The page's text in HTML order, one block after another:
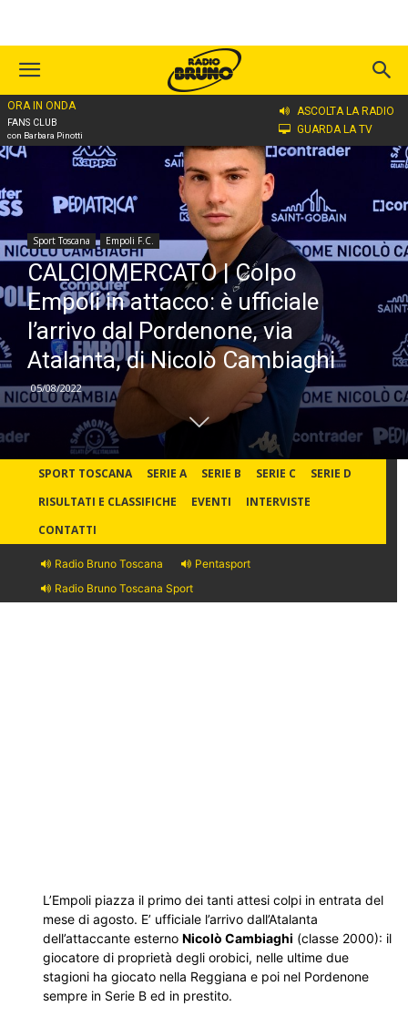
ORA IN ONDA
FANS CLUB
con Barbara Pinotti
ASCOLTA LA RADIO
GUARDA LA TV
Home
Sport Toscana Empoli F.C.
CALCIOMERCATO | Colpo
Empoli in attacco: è ufficiale
l’arrivo dal Pordenone, via
Atalanta, di Nicolò Cambiaghi
05/08/2022
SPORT TOSCANA SERIE A SERIE B SERIE C
SERIE D
RISULTATI E CLASSIFICHE
EVENTI
INTERVISTE
CONTATTI
Radio Bruno Toscana
Pentasport
Radio Bruno Toscana Sport
L’Empoli piazza il primo dei tanti attesi colpi in entrata del
mese di agosto. E’ ufficiale l’arrivo dall’Atalanta
dell’attaccante esterno Nicolò Cambiaghi (classe 2000): il
giocatore di proprietà degli orobici, nelle ultime due
stagioni ha giocato nella Reggiana e poi nel Pordenone
sempre in Serie B ed in prestito.